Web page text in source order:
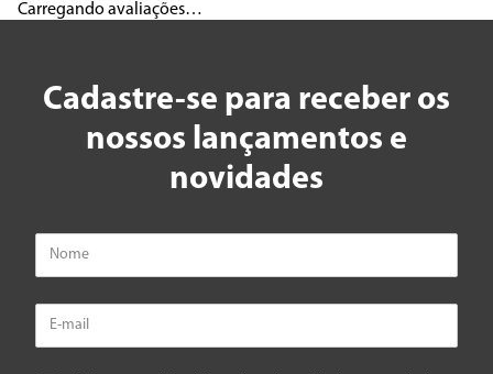
Carregando avaliações…
Cadastre-se para receber os
nossos lançamentos e
novidades